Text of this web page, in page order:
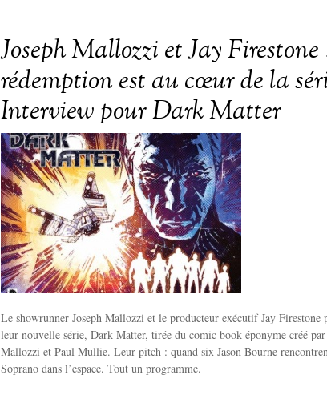
Joseph Mallozzi et Jay
rédemption est au cœur de la
Interview pour Dark Matter
Le showrunner Joseph Mallozzi et le producteur exécutif Jay Firestone
leur nouvelle série, Dark Matter, tirée du comic book éponyme créé par
Mallozzi et Paul Mullie. Leur pitch : quand six Jason Bourne
Soprano dans l’espace. Tout un programme.